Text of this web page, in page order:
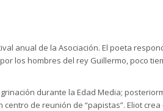
anual de la Asociación. El poeta
los hombres del rey Guillermo, poco
durante la Edad Media;
de reunión de “papistas”. Eliot